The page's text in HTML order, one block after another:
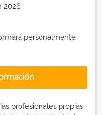
2026
personalmente
profesionales propias